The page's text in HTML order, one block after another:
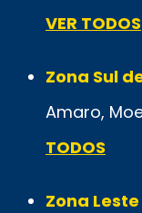
VER TODOS
Zona Sul
Amaro,
TODOS
Zona